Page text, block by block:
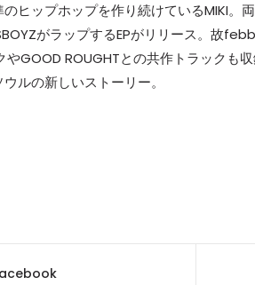
ヒップホップを作り続けているMIKI。
がラップするEPがリリース。故
やGOOD ROUGHTとの共作トラックも
ルの新しいストーリー。